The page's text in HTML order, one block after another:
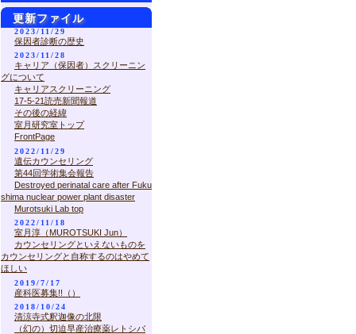
更新ファイル
2023/11/29
保因者診断の歴史
2023/11/28
キャリア（保因者）スクリーニン
グについて
キャリアスクリーニング
17-5-21読売新聞報道
その後の経緯
室月研究室トップ
FrontPage
2022/11/29
遺伝カウンセリング
第44回学術集会報告
Destroyed perinatal care after Fuku
shima nuclear power plant disaster
Murotsuki Lab top
2022/11/18
室月淳（MUROTSUKI Jun）
カウンセリングといえないものを
カウンセリングと自称するのはやめて
ほしい
2019/7/17
産科医募集!!（）
2018/10/24
清涼寺式釈迦像の北限
（幻の）切迫早産治療薬レトシバ